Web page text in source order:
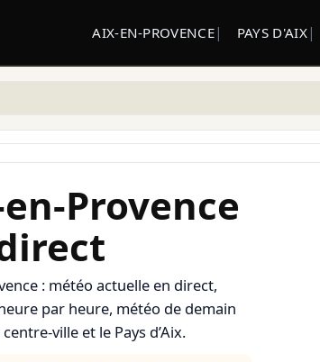
AIX-EN-PROVENCE PAYS D'AIX
Provence
: météo actuelle en direct,
par heure, météo de demain
ville et le Pays d’Aix.